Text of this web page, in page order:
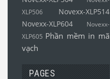
XLP506
Novexx-XLP514
Novexx-XLP604
Novexx-
XLP605 Phần mềm in mã
vạch
PAGES